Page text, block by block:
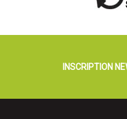
INSCRIPTION